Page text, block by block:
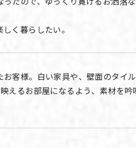
く暮らしたい。
客様。白い家具や、壁面のタイ
えるお部屋になるよう、素材を吟